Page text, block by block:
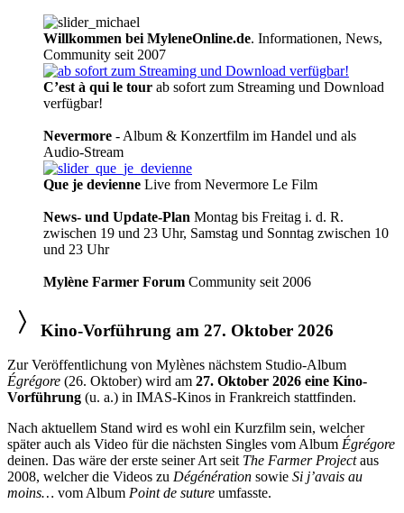
Willkommen bei MyleneOnline.de. Informationen, News,
Community seit 2007
C’est à qui le tour ab sofort zum Streaming und Download
verfügbar!
Nevermore - Album & Konzertfilm im Handel und als
Audio-Stream
Que je devienne Live from Nevermore Le Film
News- und Update-Plan Montag bis Freitag i. d. R.
zwischen 19 und 23 Uhr, Samstag und Sonntag zwischen 10
und 23 Uhr
Mylène Farmer Forum Community seit 2006
Kino-Vorführung am 27. Oktober 2026
Zur Veröffentlichung von Mylènes nächstem Studio-Album
Égrégore (26. Oktober) wird am 27. Oktober 2026 eine Kino-
Vorführung (u. a.) in IMAS-Kinos in Frankreich stattfinden.
Nach aktuellem Stand wird es wohl ein Kurzfilm sein, welcher
später auch als Video für die nächsten Singles vom Album Égrégore
deinen. Das wäre der erste seiner Art seit The Farmer Projectaus
2008, welcher die Videos zu Dégénération sowie Si j’avais au
moins… vom Album Point de suture umfasste.